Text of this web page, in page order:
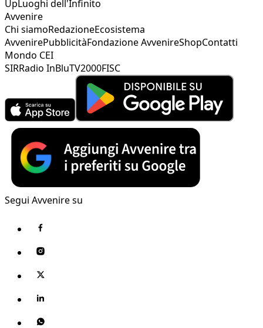
UpLuoghi dell'Infinito
Avvenire
Chi siamoRedazioneEcosistema
AvvenirePubblicitàFondazione AvvenireShopContatti
Mondo CEI
SIRRadio InBluTV2000FISC
Segui Avvenire su